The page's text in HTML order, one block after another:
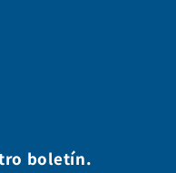
boletín.